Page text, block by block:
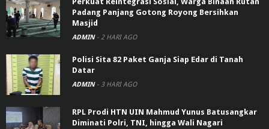
Padang Panjang Gotong Royong Bersihkan
Masjid
ADMIN - 2 HARI AGO
Polisi Sita 82 Paket Ganja Siap Edar di Tanah
Datar
ADMIN - 3 HARI AGO
RPL Prodi HTN UIN Mahmud Yunus Batusangkar
Diminati Polri, TNI, hingga Wali Nagari